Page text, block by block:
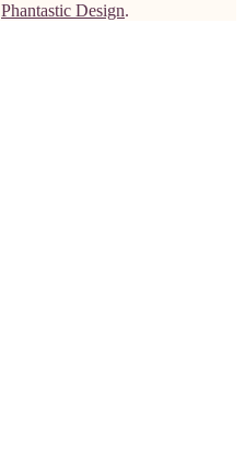
Phantastic Design.